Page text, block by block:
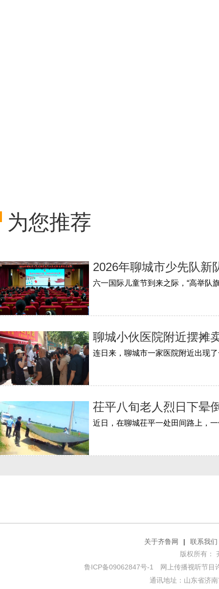
为您推荐
2026年聊城市少先队新
聊城小伙医院附近摆摊
茌平八旬老人烈日下晕
关于齐鲁网 |
联系我们
版权所有：
鲁ICP备09062847号-1 网上传播视听节目
通讯地址：山东省济